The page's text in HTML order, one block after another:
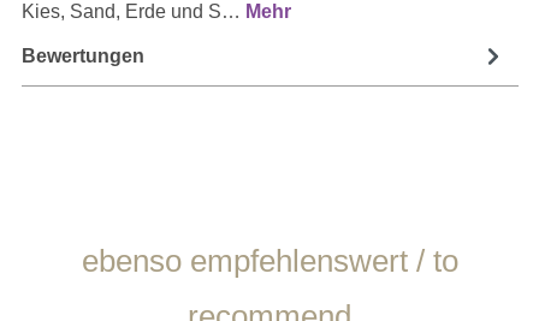
Kies, Sand, Erde und S… Mehr
Bewertungen
Produktgalerie überspringen
ebenso empfehlenswert / to